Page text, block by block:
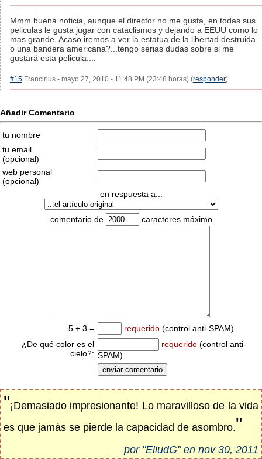
Mmm buena noticia, aunque el director no me gusta, en todas sus
peliculas le gusta jugar con cataclismos y dejando a EEUU como lo
mas grande. Acaso iremos a ver la estatua de la libertad destruida,
o una bandera americana?...tengo serias dudas sobre si me
gustará esta pelicula....
#15 Francirius - mayo 27, 2010 - 11:48 PM (23:48 horas) (responder)
Añadir Comentario
tu nombre
tu email
(opcional)
web personal
(opcional)
en respuesta a...
comentario de caracteres máximo
5 + 3 = requerido (control anti-SPAM)
¿De qué color es el
cielo?:
requerido (control anti-
SPAM)
"¡Demasiado impresionante! Lo maravilloso de la vida
es que jamás se pierde la capacidad de asombro."
por "EliudG" en nov 30, 2011